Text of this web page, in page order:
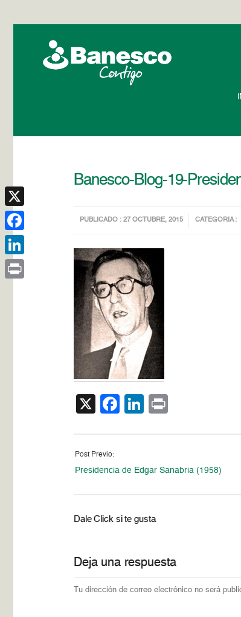
Banesco-Blog-19-
PUBLICADO : 27 OCTUBRE, 2015 CATEGORIA :
X Facebook
LinkedIn
Post Previo:
Presidencia de Edgar Sanabria (1958)
Dale Click si te gusta
Deja una respuesta
Tu dirección de correo electrónico no será
X
Facebook
LinkedIn